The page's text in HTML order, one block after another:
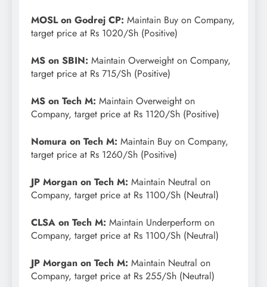
MOSL on Godrej CP: Maintain Buy on Company,
target price at Rs 1020/Sh (Positive)
MS on SBIN: Maintain Overweight on Company,
target price at Rs 715/Sh (Positive)
MS on Tech M: Maintain Overweight on
Company, target price at Rs 1120/Sh (Positive)
Nomura on Tech M: Maintain Buy on Company,
target price at Rs 1260/Sh (Positive)
JP Morgan on Tech M: Maintain Neutral on
Company, target price at Rs 1100/Sh (Neutral)
CLSA on Tech M: Maintain Underperform on
Company, target price at Rs 1100/Sh (Neutral)
JP Morgan on Tech M: Maintain Neutral on
Company, target price at Rs 255/Sh (Neutral)